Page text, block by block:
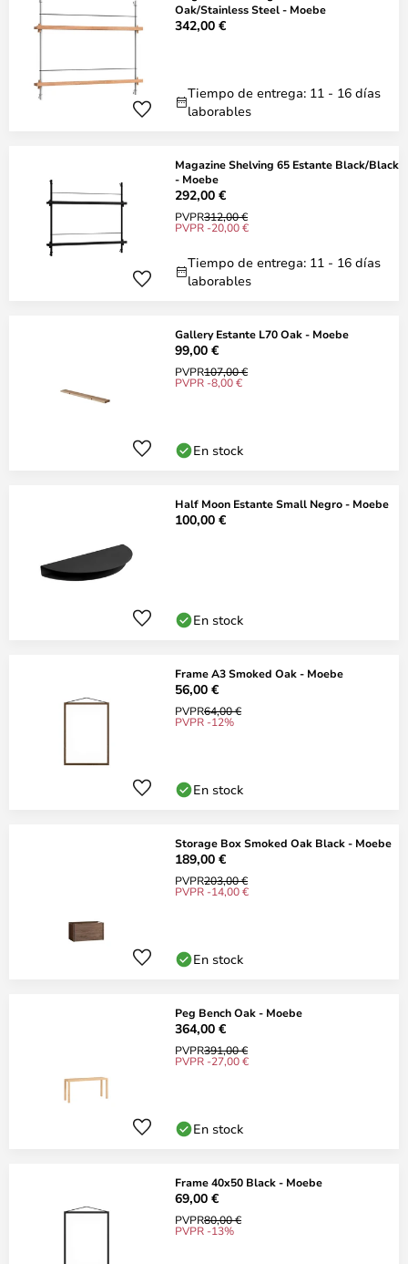
Oak/Stainless Steel - Moebe
342,00 €
Tiempo de entrega: 11 - 16 días
laborables
Magazine Shelving 65 Estante Black/Black
- Moebe
292,00 €
PVPR312,00 €
PVPR -20,00 €
Tiempo de entrega: 11 - 16 días
laborables
Gallery Estante L70 Oak - Moebe
99,00 €
PVPR107,00 €
PVPR -8,00 €
En stock
Half Moon Estante Small Negro - Moebe
100,00 €
En stock
Frame A3 Smoked Oak - Moebe
56,00 €
PVPR64,00 €
PVPR -12%
En stock
Storage Box Smoked Oak Black - Moebe
189,00 €
PVPR203,00 €
PVPR -14,00 €
En stock
Peg Bench Oak - Moebe
364,00 €
PVPR391,00 €
PVPR -27,00 €
En stock
Frame 40x50 Black - Moebe
69,00 €
PVPR80,00 €
PVPR -13%